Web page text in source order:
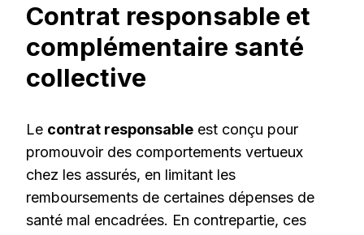
Contrat responsable et
complémentaire santé
collective
Le contrat responsable est conçu pour
promouvoir des comportements vertueux
chez les assurés, en limitant les
remboursements de certaines dépenses de
santé mal encadrées. En contrepartie, ces